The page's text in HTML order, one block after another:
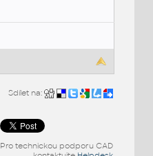
Sdílet na:
Pro technickou podporu CAD